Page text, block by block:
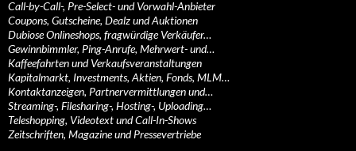
Call-by-Call-, Pre-Select- und Vorwahl-Anbieter
Coupons, Gutscheine, Dealz und Auktionen
Dubiose Onlineshops, fragwürdige Verkäufer…
Gewinnbimmler, Ping-Anrufe, Mehrwert- und…
Kaffeefahrten und Verkaufsveranstaltungen
Kapitalmarkt, Investments, Aktien, Fonds, MLM…
Kontaktanzeigen, Partnervermittlungen und…
Streaming-, Filesharing-, Hosting-, Uploading…
Teleshopping, Videotext und Call-In-Shows
Zeitschriften, Magazine und Pressevertriebe